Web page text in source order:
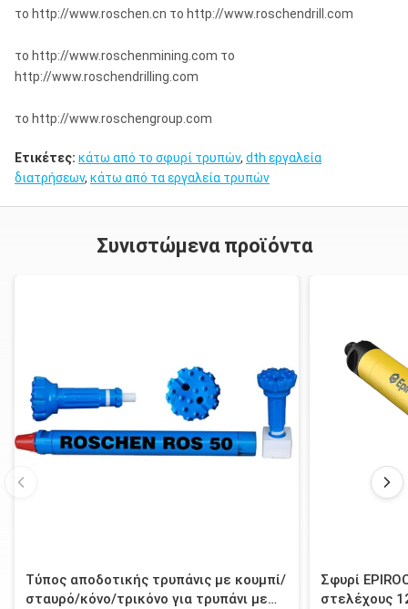
το http://www.roschen.cn το http://www.roschendrill.com
το http://www.roschenmining.com το
http://www.roschendrilling.com
το http://www.roschengroup.com
Ετικέτες: κάτω από το σφυρί τρυπών, dth εργαλεία
διατρήσεων, κάτω από τα εργαλεία τρυπών
Συνιστώμενα προϊόντα
Τύπος αποδοτικής τρυπάνις με κουμπί/
σταυρό/κόνο/τρικόνο για τρυπάνι με
Σφυρί
στελέχους